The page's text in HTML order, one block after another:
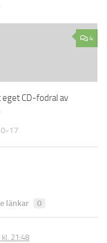
4
eget CD-fodral av
17
länkar 0
21:48